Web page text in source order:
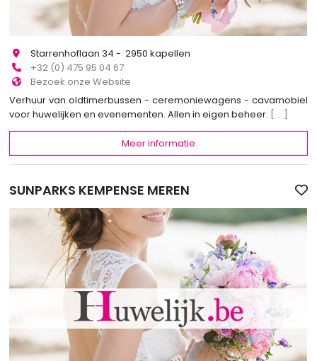
Starrenhoflaan 34 - 2950 kapellen
+32 (0) 475 95 04 67
Bezoek onze Website
Verhuur van oldtimerbussen - ceremoniewagens - cavamobiel
voor huwelijken en evenementen. Allen in eigen beheer. [...]
Meer informatie
SUNPARKS KEMPENSE MEREN